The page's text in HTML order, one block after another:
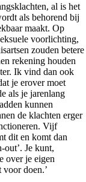
al is het
als behorend bij
maakt. Op
voorlichting,
zouden betere
rekening houden
Ik vind dan ook
je erover moet
als je jarenlang
kunnen
de klachten erger
Vijf
dit en komt dan
out’. Je kunt,
over je eigen
doen.’